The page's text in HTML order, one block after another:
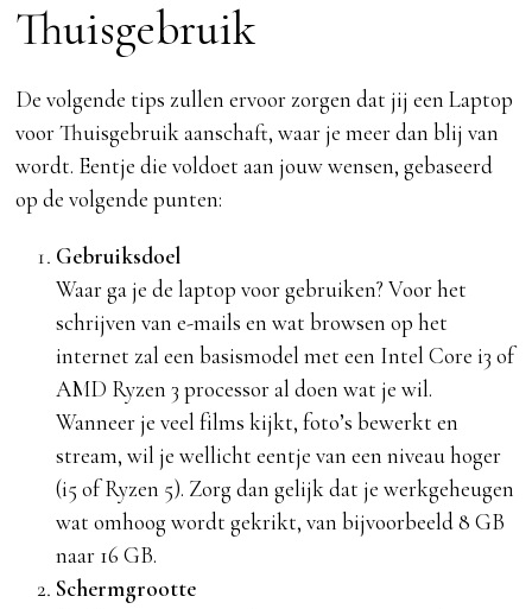
Thuisgebruik
De volgende tips zullen ervoor zorgen dat jij een Laptop
voor Thuisgebruik aanschaft, waar je meer dan blij van
wordt. Eentje die voldoet aan jouw wensen, gebaseerd
op de volgende punten:
Gebruiksdoel
Waar ga je de laptop voor gebruiken? Voor het
schrijven van e-mails en wat browsen op het
internet zal een basismodel met een Intel Core i3 of
AMD Ryzen 3 processor al doen wat je wil.
Wanneer je veel films kijkt, foto’s bewerkt en
stream, wil je wellicht eentje van een niveau hoger
(i5 of Ryzen 5). Zorg dan gelijk dat je werkgeheugen
wat omhoog wordt gekrikt, van bijvoorbeeld 8 GB
naar 16 GB.
Schermgrootte